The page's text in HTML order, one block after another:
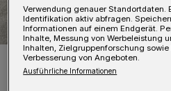
Symbolbild.
Foto: Wuppertaler Rundschau/jak
Verwendung genauer
Identifikation aktiv abfragen.
Informationen auf einem Endgerät.
Inhalte, Messung von Werbeleistung
Inhalten, Zielgruppenforschung
Verbesserung von Angeboten.
Ausführliche Informationen